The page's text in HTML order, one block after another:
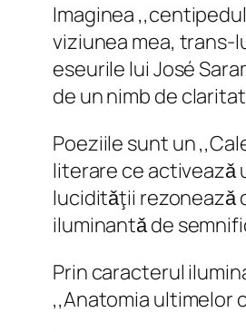
Imaginea
viziunea mea, trans-
eseurile lui José
de un nimb de
Poeziile sunt un
literare ce activeazǎ
luciditǎţii rezoneazǎ
iluminantǎ de
Prin caracterul
,,Anatomia ultimelor